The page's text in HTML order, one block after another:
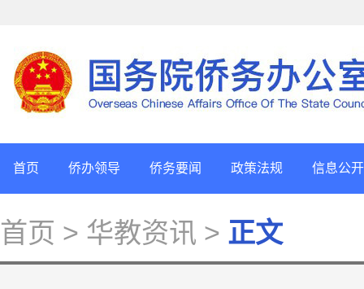
首页 侨办领导 侨务要闻 政策法规 信息公开
首页 > 华教资讯 > 正文